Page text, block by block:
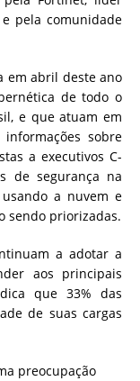
pela comunidade
em abril deste ano
de todo o
e que atuam em
sobre
a executivos C-
de segurança na
usando a nuvem e
sendo priorizadas.
a adotar a
aos principais
que 33% das
de suas cargas
preocupação